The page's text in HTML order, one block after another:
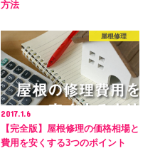
方法
屋根修理
2017.1.6
【完全版】屋根修理の価格相場と
費用を安くする3つのポイント